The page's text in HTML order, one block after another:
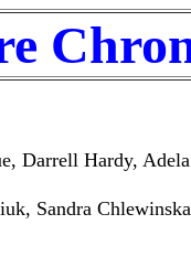
Darrell Hardy,
Sandra